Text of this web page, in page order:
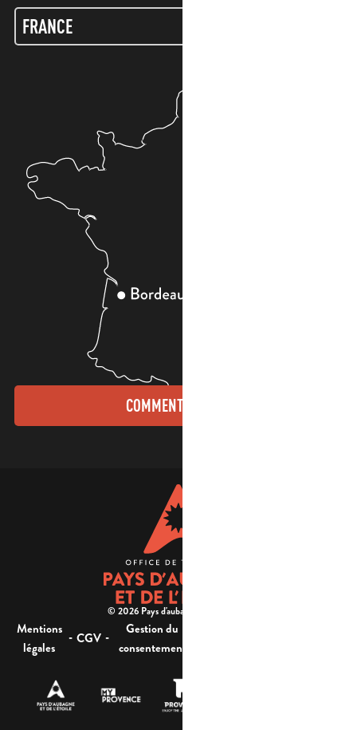
COMMENT VENIR ?
© 2026 Pays d'aubagne et de l'étoile -
Mentions
légales
- CGV -
Gestion du
consentement